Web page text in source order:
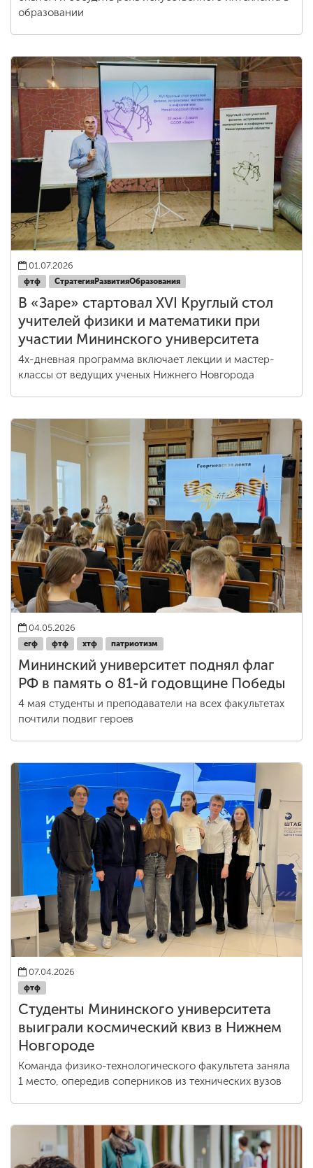
образовании
01.07.2026
фтф СтратегияРазвитияОбразования
В «Заре» стартовал XVI Круглый стол
учителей физики и математики при
участии Мининского университета
4х-дневная программа включает лекции и мастер-
классы от ведущих ученых Нижнего Новгорода
04.05.2026
егф фтф хтф патриотизм
Мининский университет поднял флаг
РФ в память о 81-й годовщине Победы
4 мая студенты и преподаватели на всех факультетах
почтили подвиг героев
07.04.2026
фтф
Студенты Мининского университета
выиграли космический квиз в Нижнем
Новгороде
Команда физико-технологического факультета заняла
1 место, опередив соперников из технических вузов